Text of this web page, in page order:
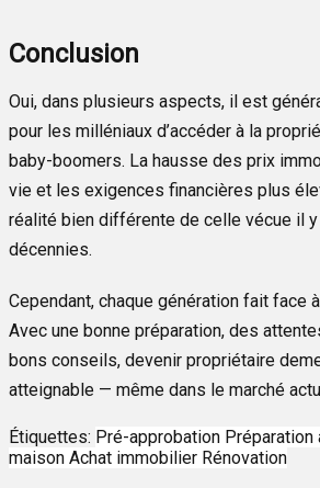
Conclusion
Oui, dans plusieurs aspects, il est
pour les milléniaux d’accéder à la
baby-boomers. La hausse des prix
vie et les exigences financières plus
réalité bien différente de celle vécue il
décennies.
Cependant, chaque génération fait face
Avec une bonne préparation, des
bons conseils, devenir propriétaire
atteignable — même dans le marché
Étiquettes: Pré-approbation Préparation
maison Achat immobilier Rénovation